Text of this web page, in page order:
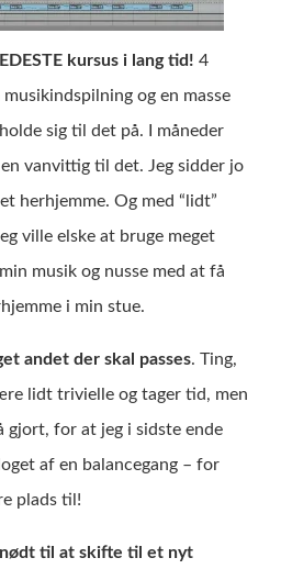
kursus i lang tid! 4
og en masse
sig til det på. I måneder
vanvittig til det. Jeg sidder jo
herhjemme. Og med “lidt”
ville elske at bruge meget
musik og nusse med at få
i min stue.
andet der skal passes. Ting,
lidt trivielle og tager tid, men
gjort, for at jeg i sidste ende
af en balancegang – for
plads til!
til at skifte til et nyt